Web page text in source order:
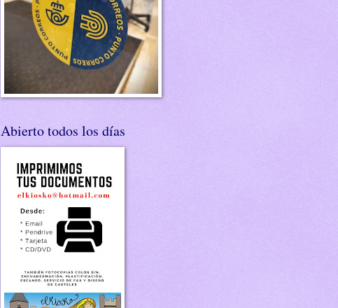
Abierto todos los días